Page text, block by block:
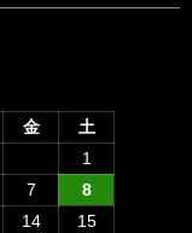
金
土
1
7
8
14 15